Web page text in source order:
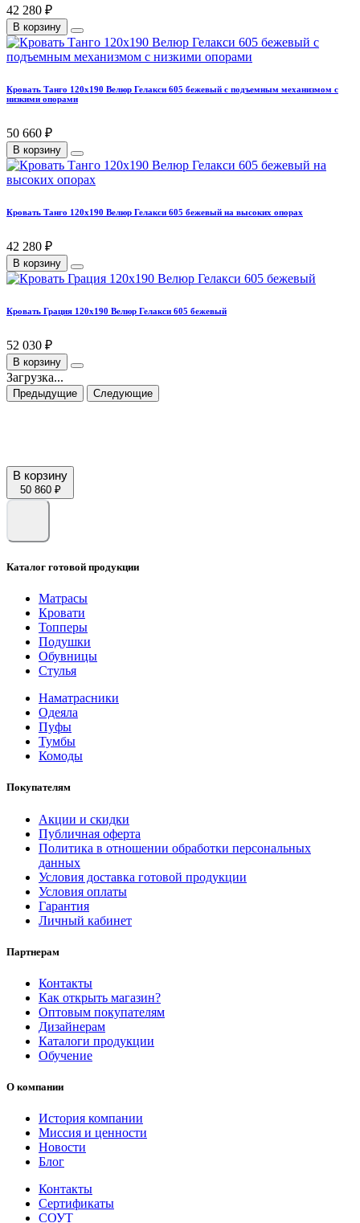
42 280 ₽
В корзину
Кровать Танго 120х190 Велюр Гелакси 605 бежевый с подъемным механизмом с
низкими опорами
50 660 ₽
В корзину
Кровать Танго 120х190 Велюр Гелакси 605 бежевый на высоких опорах
42 280 ₽
В корзину
Кровать Грация 120х190 Велюр Гелакси 605 бежевый
52 030 ₽
В корзину
Загрузка...
Предыдущие Следующие
В корзину
50 860 ₽
Каталог готовой продукции
Матрасы
Кровати
Топперы
Подушки
Обувницы
Стулья
Наматрасники
Одеяла
Пуфы
Тумбы
Комоды
Покупателям
Акции и скидки
Публичная оферта
Политика в отношении обработки персональных
данных
Условия доставка готовой продукции
Условия оплаты
Гарантия
Личный кабинет
Партнерам
Контакты
Как открыть магазин?
Оптовым покупателям
Дизайнерам
Каталоги продукции
Обучение
О компании
История компании
Миссия и ценности
Новости
Блог
Контакты
Сертификаты
СОУТ